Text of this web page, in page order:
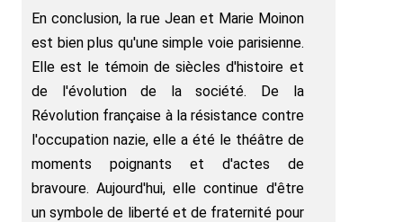
En conclusion, la rue Jean et Marie Moinon
est bien plus qu'une simple voie parisienne.
Elle est le témoin de siècles d'histoire et
de l'évolution de la société. De la
Révolution française à la résistance contre
l'occupation nazie, elle a été le théâtre de
moments poignants et d'actes de
bravoure. Aujourd'hui, elle continue d'être
un symbole de liberté et de fraternité pour